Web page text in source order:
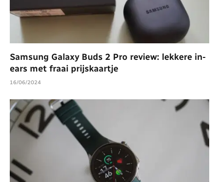
Samsung Galaxy Buds 2 Pro review: lekkere in-
ears met fraai prijskaartje
16/06/2024